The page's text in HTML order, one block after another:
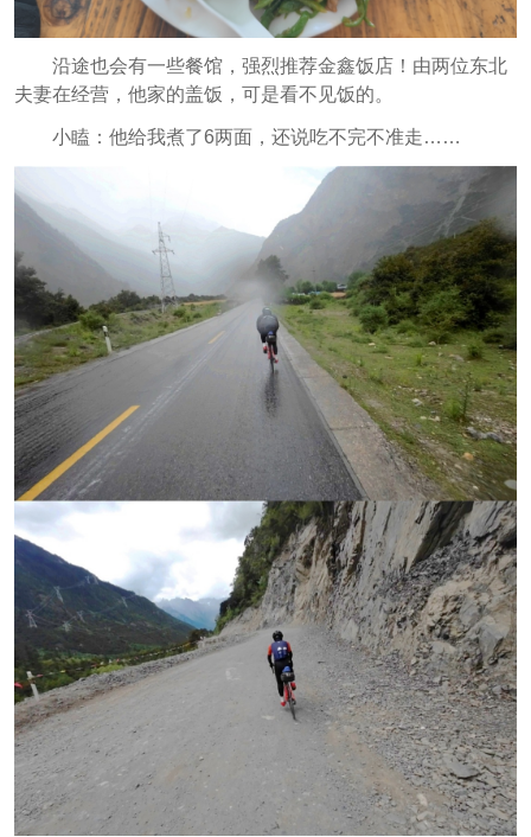
沿途也会有一些餐馆，强烈推荐金鑫饭店！由两位东北
夫妻在经营，他家的盖饭，可是看不见饭的。
小瞌：他给我煮了6两面，还说吃不完不准走……